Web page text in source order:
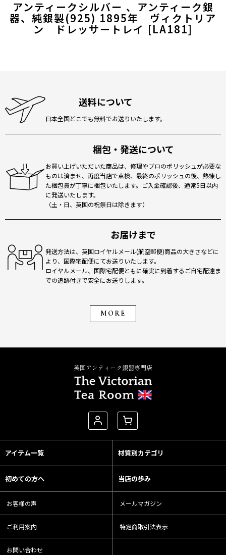
アンティークシルバー 、アンティーク銀
器、純銀製(925) 1895年 ヴィクトリア
ン ドレッサートレイ [LA181]
送料について
日本全国どこでも無料でお送りいたします。
梱包・発送について
お買い上げいただいた商品は、修理やプロのポリッシュが必要な
ものは済ませ、再度当店で点検、最終のポリッシュの後、熟練し
た梱包員が丁寧に梱包いたします。ご入金確認後、通常5日以内
に発送いたします。
（土・日、英国の祝祭日は除きます）
お届けまで
発送方法は、英国ロイヤルメール(航空郵便)商品の大きさなどに
より、国際宅配便にてお送りいたします。
ロイヤルメール、国際宅配便ともに確実に到着するご自宅配達ま
での追跡付きで安全にお送りします。
MORE
英国アンティーク銀器専門店
アイテム一覧 材質別カテゴリ
初めての方へ 当店の歩み
お客様の声 メールマガジン
ご利用案内 特定商取引法表示
お問い合わせ